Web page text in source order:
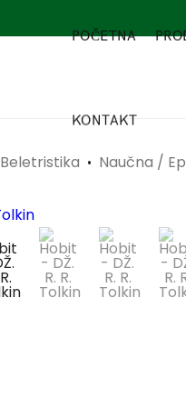
POČETNA
KONTAKT
Beletristika • Naučna /